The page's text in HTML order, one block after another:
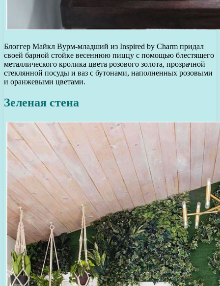
Блоггер Майкл Вурм-младший из Inspired by Charm придал
своей барной стойке весеннюю пиццу с помощью блестящего
металлического кролика цвета розового золота, прозрачной
стеклянной посуды и ваз с бутонами, наполненных розовыми
и оранжевыми цветами.
Зеленая стена